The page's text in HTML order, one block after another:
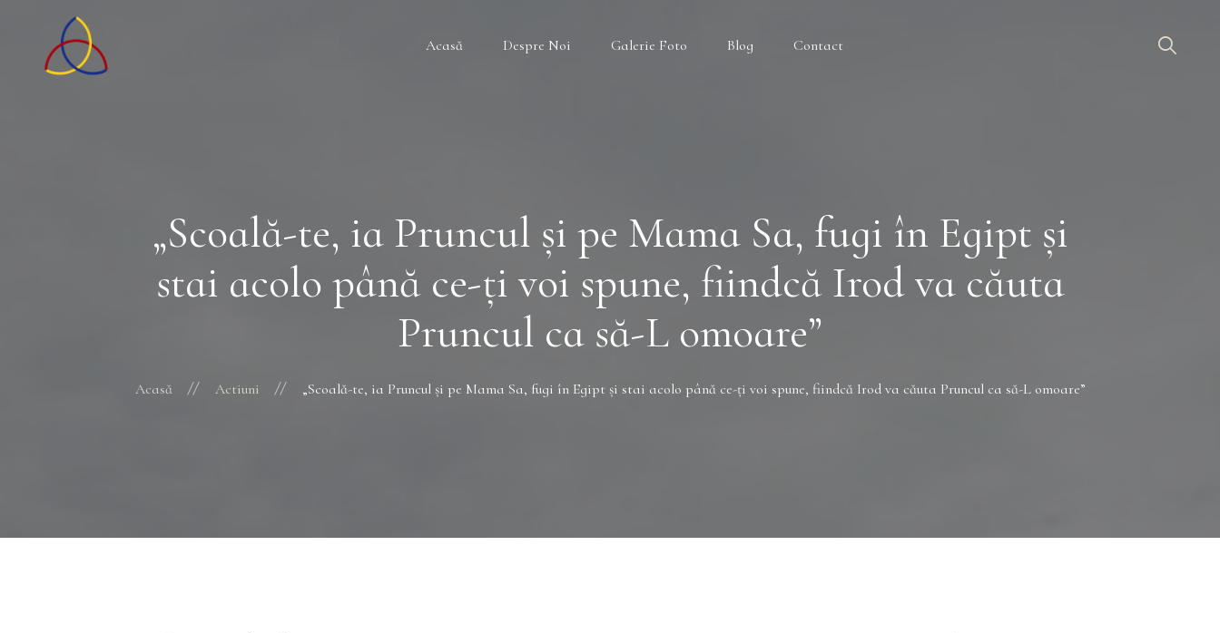
Acasă Despre Noi Galerie Foto Blog Contact
„Scoală-te, ia Pruncul şi pe Mama Sa, fugi în Egipt şi
stai acolo până ce-ţi voi spune, fiindcă Irod va căuta
Pruncul ca să-L omoare”
Acasă Actiuni „Scoală-te, ia Pruncul şi pe Mama Sa, fugi în Egipt şi stai acolo până ce-ţi voi spune, fiindcă Irod va căuta Pruncul ca să-L omoare”